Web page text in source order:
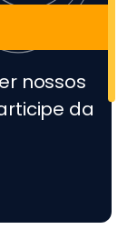
nossos
da